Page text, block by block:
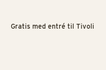
Gratis med entré til Tivoli